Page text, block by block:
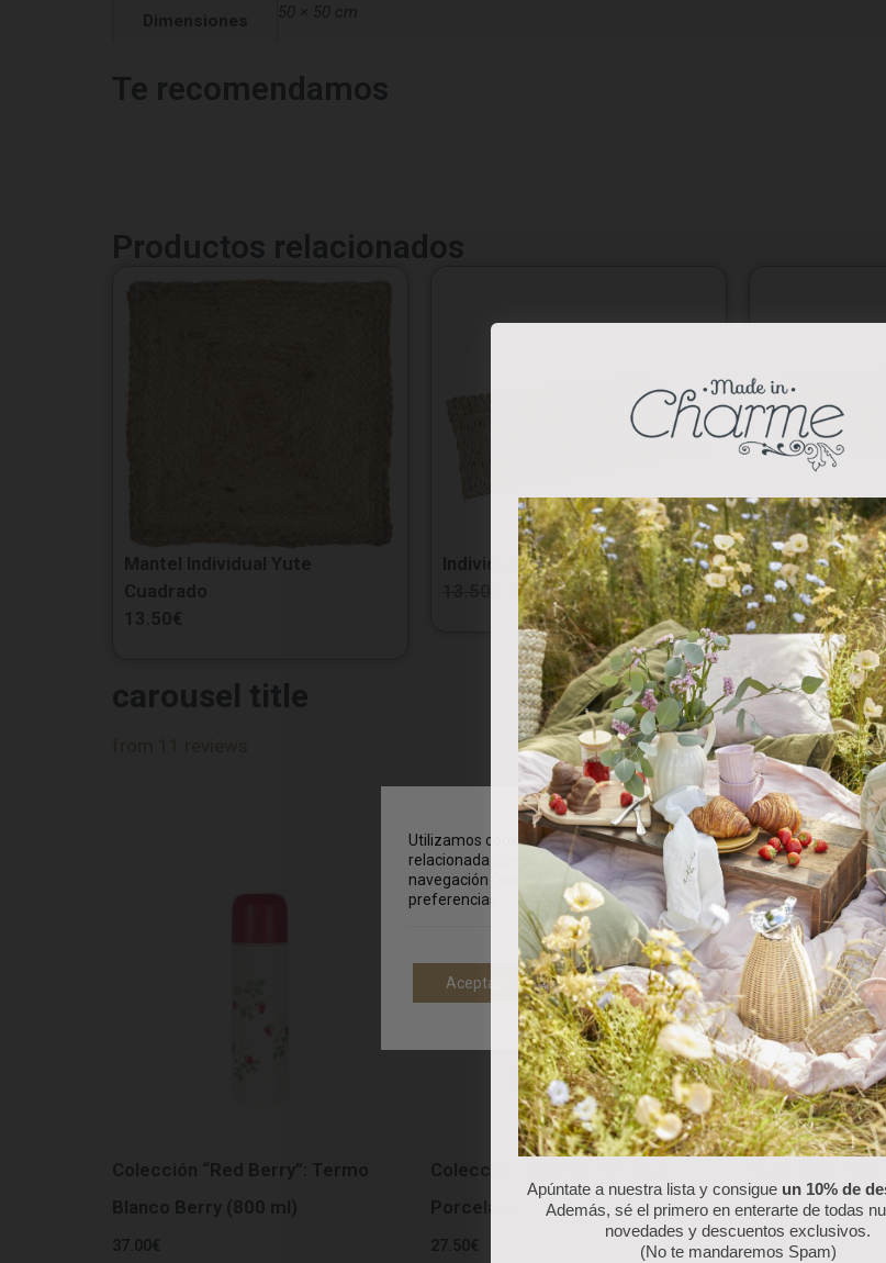
Dimensiones 50 × 50 cm
Te recomendamos
Productos relacionados
Mantel Individual Yute
Cuadrado
13.50€
Individual Paja Natural
9.50€
Panera
Grande
15.00€
carousel title
Colección “Red Berry”: Termo
Blanco Berry (800 ml)
37.00 €
Colección “Red Berry”: Mug
Porcelana
27.50 €
Colección
de Papel
6.50€
Utilizamos cookies propias y de terceros para analizar nuestros
relacionada con sus preferencias en base a un perfil elaborado a
navegación (por ejemplo, páginas visitadas). Puede obtener más
preferencias.
Aceptar Rechazar Personalizar
Apúntate a nuestra lista y consigue un 10% de
Además, sé el primero en enterarte de todas
novedades y descuentos exclusivos.
(No te mandaremos Spam)